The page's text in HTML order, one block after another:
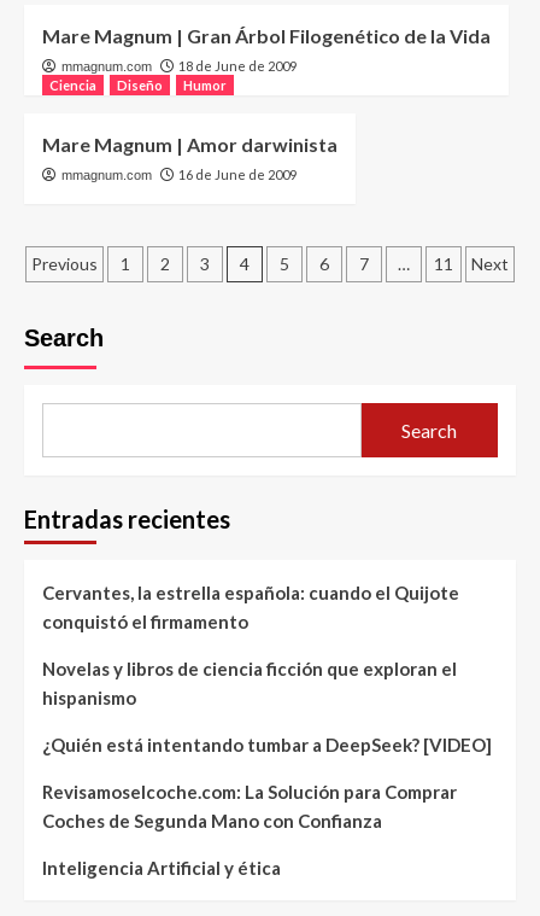
Mare Magnum | Gran Árbol Filogenético de la Vida
mmagnum.com
18 de June de 2009
Ciencia
Diseño Humor
Mare Magnum | Amor darwinista
mmagnum.com 16 de June de 2009
Posts
Previous 1 2 3 4 5 6 7 … 11 Next
Search
Search
Entradas recientes
Cervantes, la estrella española: cuando el Quijote
conquistó el firmamento
Novelas y libros de ciencia ficción que exploran el
hispanismo
¿Quién está intentando tumbar a DeepSeek? [VIDEO]
Revisamoselcoche.com: La Solución para Comprar
Coches de Segunda Mano con Confianza
Inteligencia Artificial y ética